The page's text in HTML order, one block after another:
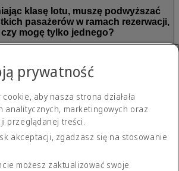
klasę lotu, muszę podwyższać
pasażerów w ramach rezerwacji,
czy mogę tylko jednego?
klasę lotu wszystkich pasażerów w danej
się, ile punktów potrzebuję do
podwyższenia klasy lotu?
do podwyższenia klasy lotu
w poszczególnych klasach. Punkty
prywatność
aby nasza strona działała
analitycznych, marketingowych oraz
przeglądanej treści.
akceptacji, zgadzasz się na stosowanie
możesz zaktualizować swoje